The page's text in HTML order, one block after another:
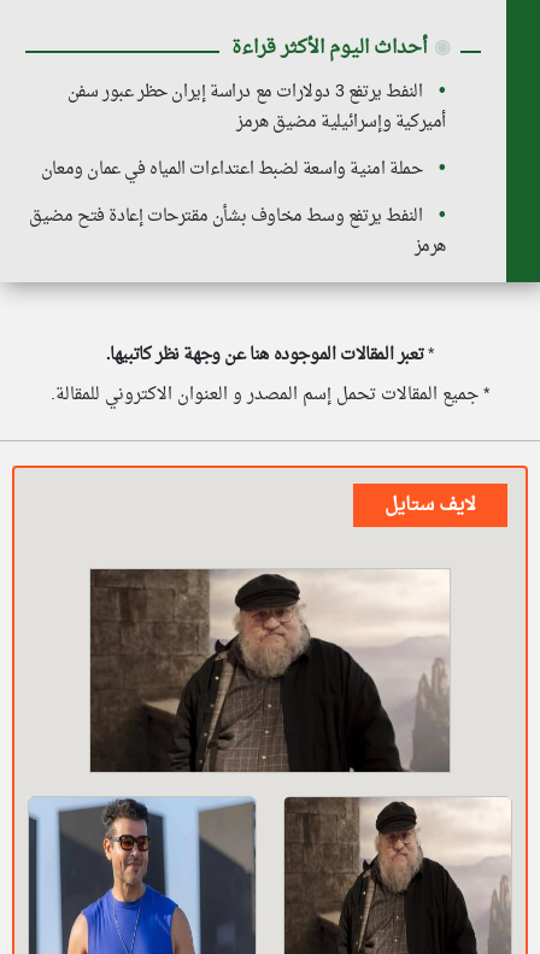
◉ أحداث اليوم الأكثر قراءة
النفط يرتفع 3 دولارات مع دراسة إيران حظر عبور سفن
أميركية وإسرائيلية مضيق هرمز
حملة امنية واسعة لضبط اعتداءات المياه في عمان ومعان
النفط يرتفع وسط مخاوف بشأن مقترحات إعادة فتح مضيق
هرمز
*تعبر المقالات الموجوده هنا عن وجهة نظر كاتبيها.
* جميع المقالات تحمل إسم المصدر و العنوان الاكتروني للمقالة.
لايف ستايل